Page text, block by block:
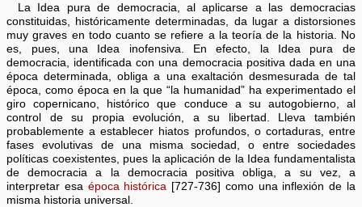
La Idea pura de democracia, al aplicarse a las democracias
constituidas, históricamente determinadas, da lugar a distorsiones
muy graves en todo cuanto se refiere a la teoría de la historia. No
es, pues, una Idea inofensiva. En efecto, la Idea pura de
democracia, identificada con una democracia positiva dada en una
época determinada, obliga a una exaltación desmesurada de tal
época, como época en la que “la humanidad” ha experimentado el
giro copernicano, histórico que conduce a su autogobierno, al
control de su propia evolución, a su libertad. Lleva también
probablemente a establecer hiatos profundos, o cortaduras, entre
fases evolutivas de una misma sociedad, o entre sociedades
políticas coexistentes, pues la aplicación de la Idea fundamentalista
de democracia a la democracia positiva obliga, a su vez, a
interpretar esa época histórica [727-736] como una inflexión de la
misma historia universal.